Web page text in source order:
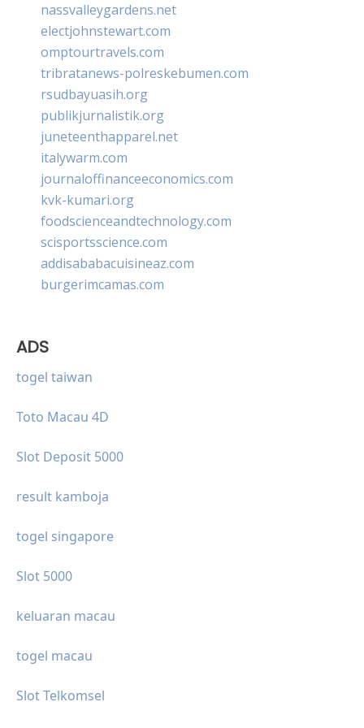
nassvalleygardens.net
electjohnstewart.com
omptourtravels.com
tribratanews-polreskebumen.com
rsudbayuasih.org
publikjurnalistik.org
juneteenthapparel.net
italywarm.com
journaloffinanceeconomics.com
kvk-kumari.org
foodscienceandtechnology.com
scisportsscience.com
addisababacuisineaz.com
burgerimcamas.com
ADS
togel taiwan
Toto Macau 4D
Slot Deposit 5000
result kamboja
togel singapore
Slot 5000
keluaran macau
togel macau
Slot Telkomsel